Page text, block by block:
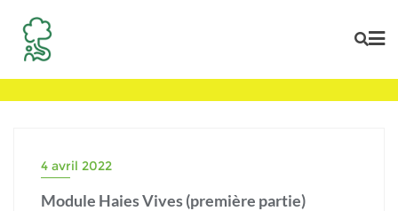
content
4 avril 2022
Module Haies Vives (première partie)